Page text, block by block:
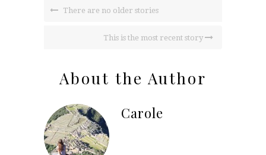
There are no older stories
This is the most recent story
About the Author
Carole